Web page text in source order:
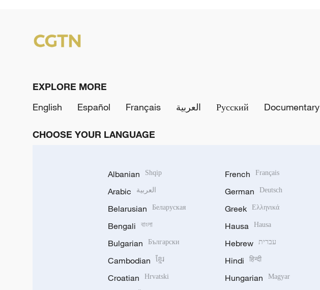
EXPLORE MORE
English
Español Français العربية Русский Documentary
CHOOSE YOUR LANGUAGE
Albanian Shqip
Arabic العربية
Belarusian Беларуская
Bengali বাংলা
Bulgarian Български
Cambodian ខ្មែរ
Croatian Hrvatski
French Français
German Deutsch
Greek Ελληνικά
Hausa Hausa
Hebrew עברית
Hindi हिन्दी
Hungarian Magyar